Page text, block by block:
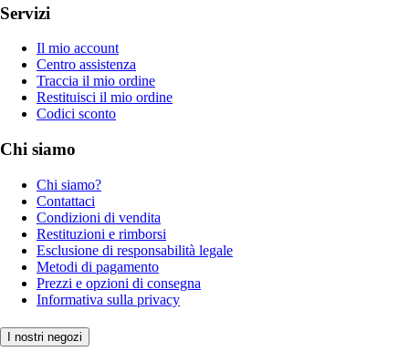
Servizi
Il mio account
Centro assistenza
Traccia il mio ordine
Restituisci il mio ordine
Codici sconto
Chi siamo
Chi siamo?
Contattaci
Condizioni di vendita
Restituzioni e rimborsi
Esclusione di responsabilità legale
Metodi di pagamento
Prezzi e opzioni di consegna
Informativa sulla privacy
I nostri negozi